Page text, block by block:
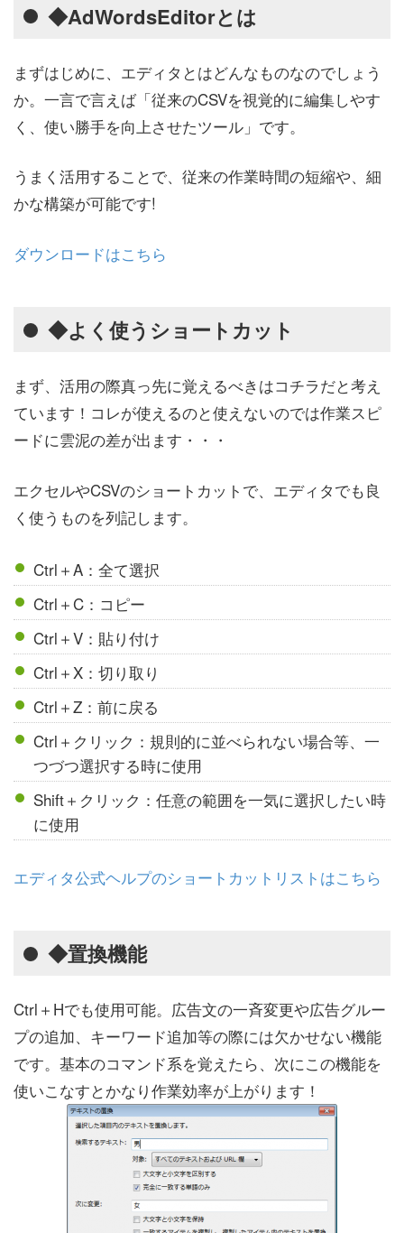
◆AdWordsEditorとは
まずはじめに、エディタとはどんなものなのでしょう
か。一言で言えば「従来のCSVを視覚的に編集しやす
く、使い勝手を向上させたツール」です。
うまく活用することで、従来の作業時間の短縮や、細
かな構築が可能です!
ダウンロードはこちら
◆よく使うショートカット
まず、活用の際真っ先に覚えるべきはコチラだと考え
ています！コレが使えるのと使えないのでは作業スピ
ードに雲泥の差が出ます・・・
エクセルやCSVのショートカットで、エディタでも良
く使うものを列記します。
Ctrl＋A：全て選択
Ctrl＋C：コピー
Ctrl＋V：貼り付け
Ctrl＋X：切り取り
Ctrl＋Z：前に戻る
Ctrl＋クリック：規則的に並べられない場合等、一
つづつ選択する時に使用
Shift＋クリック：任意の範囲を一気に選択したい時
に使用
エディタ公式ヘルプのショートカットリストはこちら
◆置換機能
Ctrl＋Hでも使用可能。広告文の一斉変更や広告グルー
プの追加、キーワード追加等の際には欠かせない機能
です。基本のコマンド系を覚えたら、次にこの機能を
使いこなすとかなり作業効率が上がります！